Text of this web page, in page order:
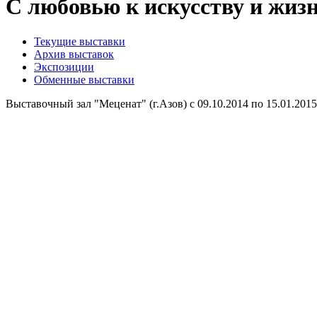
С любовью к искусству и
Текущие выставки
Архив выставок
Экспозиции
Обменные выставки
Выставочный зал "Меценат" (г.Азов) с 09.10.2014 по 15.01.2015